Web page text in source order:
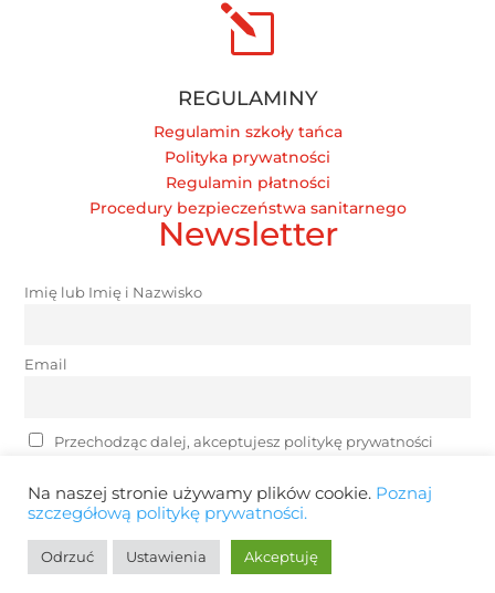
l
REGULAMINY
Regulamin szkoły tańca
Polityka prywatności
Regulamin płatności
Procedury bezpieczeństwa sanitarnego
Newsletter
Imię lub Imię i Nazwisko
Email
Przechodząc dalej, akceptujesz politykę prywatności
Na naszej stronie używamy plików cookie. Poznaj
szczegółową politykę prywatności.
Odrzuć Ustawienia Akceptuję